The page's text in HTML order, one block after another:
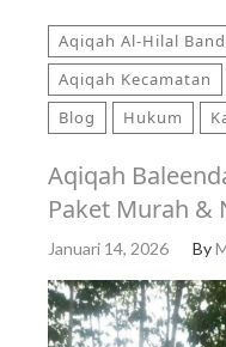
Aqiqah Al-Hilal
Aqiqah Kecamatan
Blog
Hukum
Aqiqah
Paket Murah &
Januari 14, 2026 By